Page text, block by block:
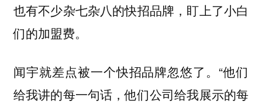
也有不少杂七杂八的快招品牌，盯上了小白
们的加盟费。
闻宇就差点被一个快招品牌忽悠了。“他们
给我讲的每一句话，他们公司给我展示的每